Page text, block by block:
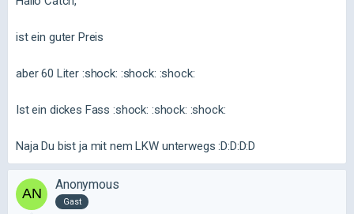
ist ein guter Preis
aber 60 Liter :shock: :shock: :shock:
Ist ein dickes Fass :shock: :shock: :shock:
Naja Du bist ja mit nem LKW unterwegs :D:D:D:D
Anonymous
Gast